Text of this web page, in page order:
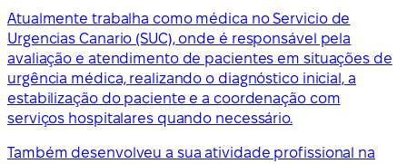
Atualmente trabalha como médica no Servicio de
Urgencias Canario (SUC), onde é responsável pela
avaliação e atendimento de pacientes em situações de
urgência médica, realizando o diagnóstico inicial, a
estabilização do paciente e a coordenação com
serviços hospitalares quando necessário.
Também desenvolveu a sua atividade profissional na